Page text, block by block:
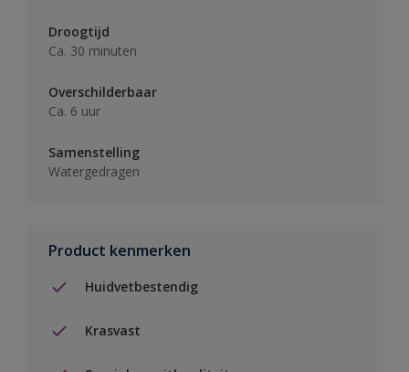
Droogtijd
Ca. 30 minuten
Overschilderbaar
Ca. 6 uur
Samenstelling
Watergedragen
Product kenmerken
Huidvetbestendig
Krasvast